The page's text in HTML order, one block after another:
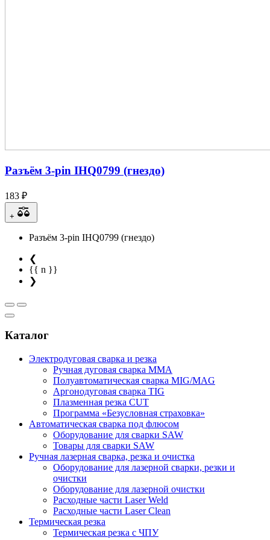
Разъём 3-pin IHQ0799 (гнездо)
183 ₽
+
Разъём 3-pin IHQ0799 (гнездо)
❮
{{ n }}
❯
Каталог
Электродуговая сварка и резка
Ручная дуговая сварка MMA
Полуавтоматическая сварка MIG/MAG
Аргонодуговая сварка TIG
Плазменная резка CUT
Программа «Безусловная страховка»
Автоматическая сварка под флюсом
Оборудование для сварки SAW
Товары для сварки SAW
Ручная лазерная сварка, резка и очистка
Оборудование для лазерной сварки, резки и
очистки
Оборудование для лазерной очистки
Расходные части Laser Weld
Расходные части Laser Clean
Термическая резка
Термическая резка с ЧПУ